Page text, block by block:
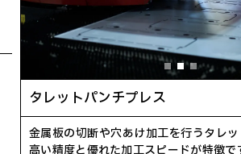
タレットパンチプレス
金属板の切断や穴あけ加工を行うタレッ
高い精度と優れた加工スピードが特徴